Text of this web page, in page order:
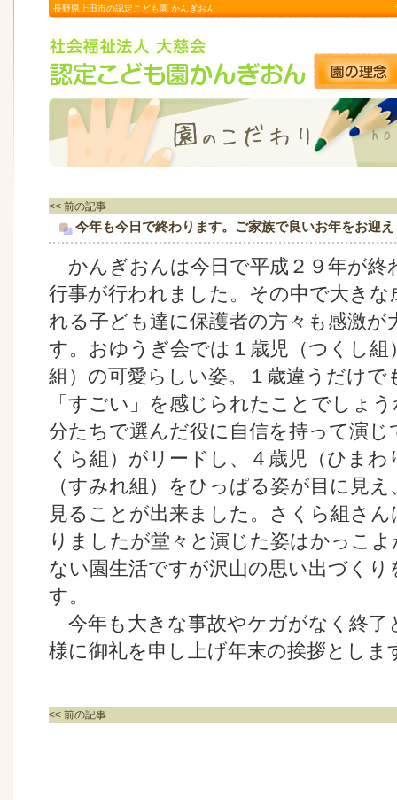
長野県上田市の認定こども園 かんぎおん
<< 前の記事
今年も今日で終わります。ご家族で良いお年をお迎
かんぎおんは今日で平成２９年が終
行事が行われました。その中で大
れる子ども達に保護者の方々も感激
す。おゆうぎ会では１歳児（つくし組
組）の可愛らしい姿。１歳違うだけで
「すごい」を感じられたことでしょ
分たちで選んだ役に自信を持って演
くら組）がリードし、４歳児（ひまわ
（すみれ組）をひっぱる姿が目に見
見ることが出来ました。さくら組さ
りましたが堂々と演じた姿はかっこ
ない園生活ですが沢山の思い出づく
す。
今年も大きな事故やケガがなく終了
様に御礼を申し上げ年末の挨拶としま
<< 前の記事